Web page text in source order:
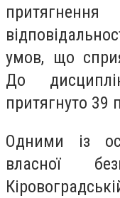
умов, що
До
притягнуто 39
Одними із
власної